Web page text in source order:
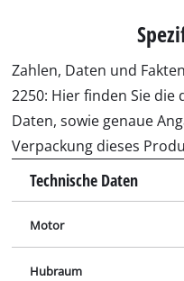
Zahlen, Daten und
2250: Hier finden Sie
Daten, sowie genaue
Verpackung dieses
Technische Daten
Motor
Hubraum